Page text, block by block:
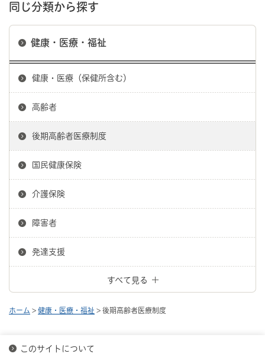
同じ分類から探す
健康・医療・福祉
健康・医療（保健所含む）
高齢者
後期高齢者医療制度
国民健康保険
介護保険
障害者
発達支援
すべて見る
ホーム > 健康・医療・福祉 > 後期高齢者医療制度
このサイトについて